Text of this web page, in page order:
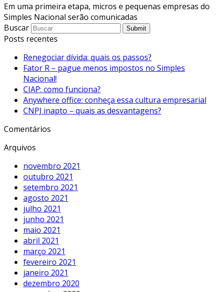
Em uma primeira etapa, micros e pequenas empresas do
Simples Nacional serão comunicadas
Buscar
Submit
Posts recentes
Renegociar dívida: quais os passos?
Fator R – pague menos impostos no Simples
Nacional!
CIAP: como funciona?
Anywhere office: conheça essa cultura empresarial
CNPJ inapto – quais as desvantagens?
Comentários
Arquivos
novembro 2021
outubro 2021
setembro 2021
agosto 2021
julho 2021
junho 2021
maio 2021
abril 2021
março 2021
fevereiro 2021
janeiro 2021
dezembro 2020